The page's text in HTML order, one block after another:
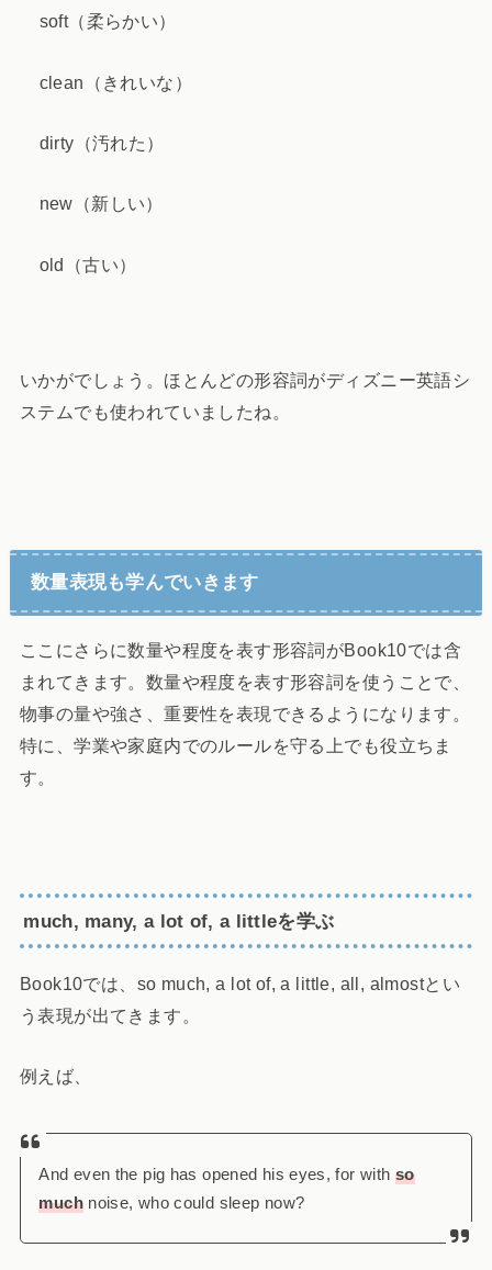
soft（柔らかい）
clean（きれいな）
dirty（汚れた）
new（新しい）
old（古い）
いかがでしょう。ほとんどの形容詞がディズニー英語シ
ステムでも使われていましたね。
数量表現も学んでいきます
ここにさらに数量や程度を表す形容詞がBook10では含
まれてきます。数量や程度を表す形容詞を使うことで、
物事の量や強さ、重要性を表現できるようになります。
特に、学業や家庭内でのルールを守る上でも役立ちま
す。
much, many, a lot of, a littleを学ぶ
Book10では、so much, a lot of, a little, all, almostとい
う表現が出てきます。
例えば、
And even the pig has opened his eyes, for with so
muchnoise, who could sleep now?